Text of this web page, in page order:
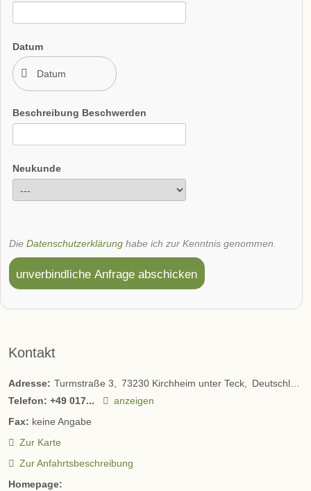
Datum
Beschreibung Beschwerden
Neukunde
Die Datenschutzerklärung habe ich zur Kenntnis genommen.
unverbindliche Anfrage abschicken
Kontakt
Adresse: Turmstraße 3 73230 Kirchheim unter Teck
Deutschland
Telefon: +49 017...
anzeigen
Fax: keine Angabe
Zur Karte
Zur Anfahrtsbeschreibung
Homepage: